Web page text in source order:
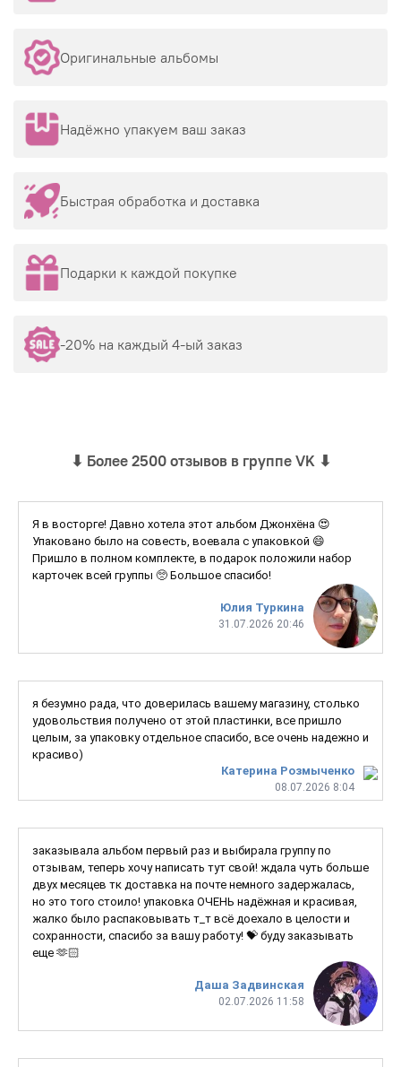
Оригинальные альбомы
Надёжно упакуем ваш заказ
Быстрая обработка и доставка
Подарки к каждой покупке
-20% на каждый 4-ый заказ
⬇ Более 2500 отзывов в группе VK ⬇
Юлия Туркина
31.07.2026 20:46
Я в восторге! Давно хотела этот альбом Джонхёна 😍
Упаковано было на совесть, воевала с упаковкой 😄
Пришло в полном комплекте, в подарок положили набор
карточек всей группы 🥺 Большое спасибо!
Катерина Розмыченко
08.07.2026 8:04
я безумно рада, что доверилась вашему магазину, столько
удовольствия получено от этой пластинки, все пришло
целым, за упаковку отдельное спасибо, все очень надежно и
красиво)
Даша Задвинская
02.07.2026 11:58
заказывала альбом первый раз и выбирала группу по
отзывам, теперь хочу написать тут свой! ждала чуть больше
двух месяцев тк доставка на почте немного задержалась,
но это того стоило! упаковка ОЧЕНЬ надёжная и красивая,
жалко было распаковывать т_т всё доехало в целости и
сохранности, спасибо за вашу работу! 💝 буду заказывать
еще 🫶🏻